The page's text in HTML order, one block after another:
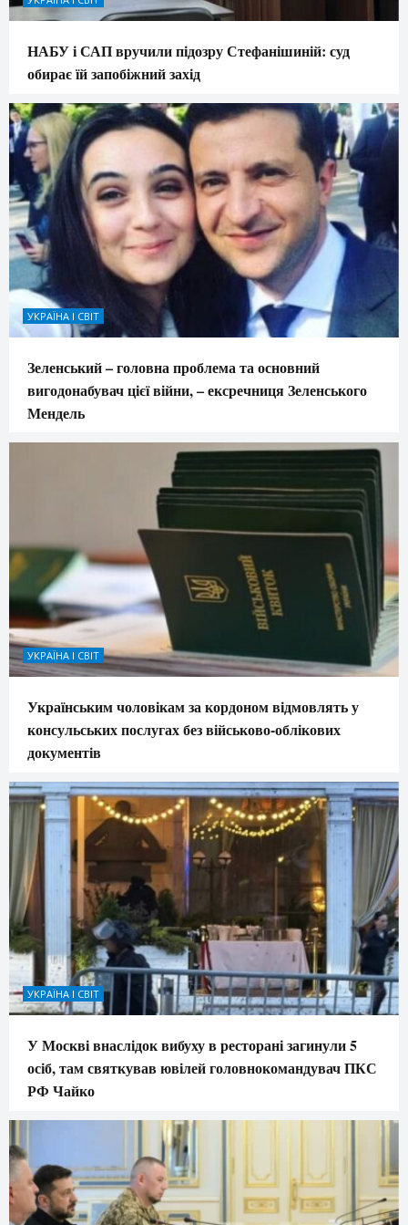
НАБУ і САП вручили підозру Стефанішиній: суд
обирає їй запобіжний захід
УКРАЇНА І СВІТ
Зеленський – головна проблема та основний
вигодонабувач цієї війни, – ексречниця Зеленського
Мендель
УКРАЇНА І СВІТ
Українським чоловікам за кордоном відмовлять у
консульських послугах без військово-облікових
документів
УКРАЇНА І СВІТ
У Москві внаслідок вибуху в ресторані загинули 5
осіб, там святкував ювілей головнокомандувач ПКС
РФ Чайко